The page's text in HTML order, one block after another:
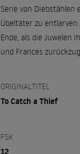
Serie von Diebstählen
Übeltäter zu
Ende, als die Juwelen
und Frances
ORIGINALTITEL
To Catch a Thief
FSK
12